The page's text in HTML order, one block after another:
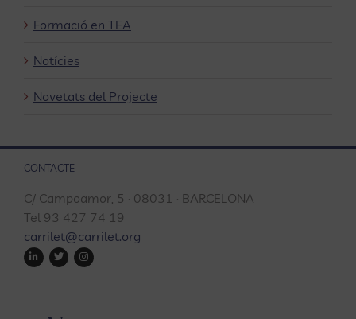
Formació en TEA
Notícies
Novetats del Projecte
CONTACTE
C/ Campoamor, 5 · 08031 · BARCELONA
Tel 93 427 74 19
carrilet@carrilet.org